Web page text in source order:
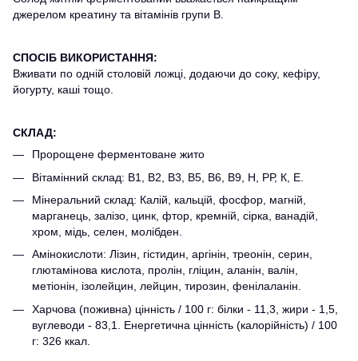
джерелом креатину та вітамінів групи В.
СПОСІБ ВИКОРИСТАННЯ:
Вживати по одній столовій ложці, додаючи до соку, кефіру,
йогурту, каші тощо.
СКЛАД:
Пророщене ферментоване жито
Вітамінний склад: В1, В2, В3, В5, В6, В9, Н, РР, К, Е.
Мінеральний склад: Калій, кальцій, фосфор, магній,
марганець, залізо, цинк, фтор, кремній, сірка, ванадій,
хром, мідь, селен, молібден.
Амінокислоти: Лізин, гістидин, аргінін, треонін, серин,
глютамінова кислота, пролін, гліцин, аланін, валін,
метіонін, ізолейцин, лейцин, тирозин, фенілаланін.
Харчова (поживна) цінність / 100 г: білки - 11,3, жири - 1,5,
вуглеводи - 83,1. Енергетична цінність (калорійність) / 100
г: 326 ккал.